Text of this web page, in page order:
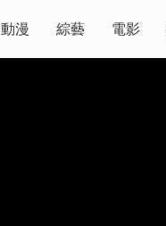
動漫 綜藝 電影